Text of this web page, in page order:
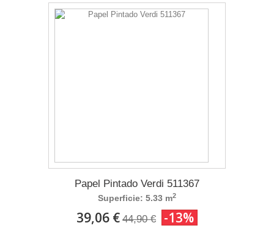
Papel Pintado Verdi 511367
Superficie: 5.33 m2
39,06 € 44,90 € -13%